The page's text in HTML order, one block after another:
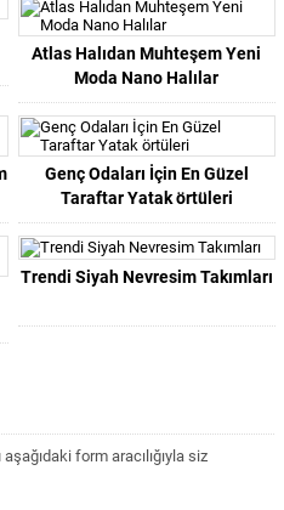
Atlas Halıdan Muhteşem Yeni
Moda Nano Halılar
Genç Odaları İçin En Güzel
Taraftar Yatak örtüleri
Trendi Siyah Nevresim Takımları
form aracılığıyla siz